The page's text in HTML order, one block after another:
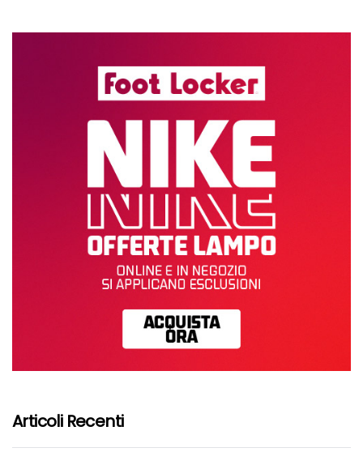
Articoli Recenti